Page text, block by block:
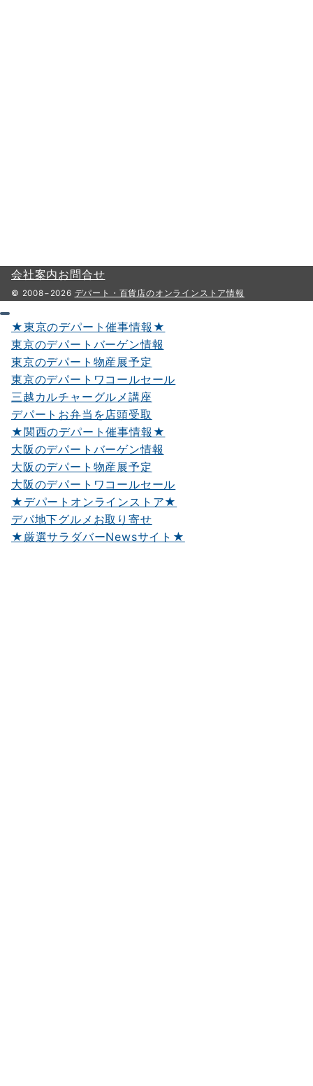
会社案内お問合せ
© 2008−2026 デパート・百貨店のオンラインストア情報
★東京のデパート催事情報★
東京のデパートバーゲン情報
東京のデパート物産展予定
東京のデパートワコールセール
三越カルチャーグルメ講座
デパートお弁当を店頭受取
★関西のデパート催事情報★
大阪のデパートバーゲン情報
大阪のデパート物産展予定
大阪のデパートワコールセール
★デパートオンラインストア★
デパ地下グルメお取り寄せ
★厳選サラダバーNewsサイト★